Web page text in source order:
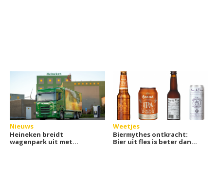
Nieuws
Heineken breidt
wagenpark uit met
Weetjes
Biermythes ontkracht:
Bier uit fles is beter dan